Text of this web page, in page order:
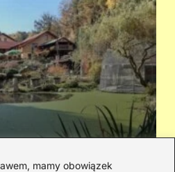
mamy obowiązek